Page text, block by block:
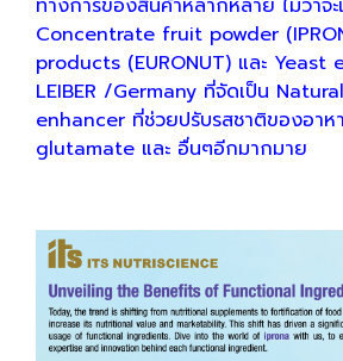
ทางการของสินค้าหลากหลาย ไม่ว่าจ
Concentrate fruit powder
products (EURONUT) และ
LEIBER /Germany ที่จัดเป็น
enhancer ที่ช่วยปรับรสชาติของอาห
glutamate และ อื่นๆอีกมากมาย